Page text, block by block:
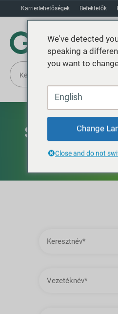
Karrierlehetőségek Befektetők
Schedule a
We've detected
speaking a
you want to
English
Change
Close and do not